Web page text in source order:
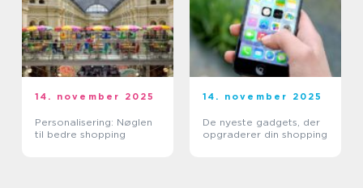
14. november 2025
Personalisering: Nøglen
til bedre shopping
14. november 2025
De nyeste gadgets, der
opgraderer din shopping